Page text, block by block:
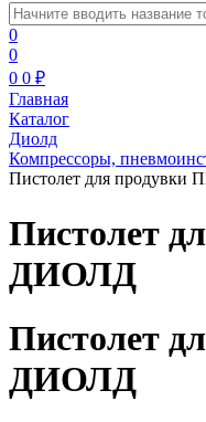
0
0
0 0 ₽
Главная
Каталог
Диолд
Компрессоры,
Пистолет для
Пистолет
ДИОЛД
Пистолет
ДИОЛД